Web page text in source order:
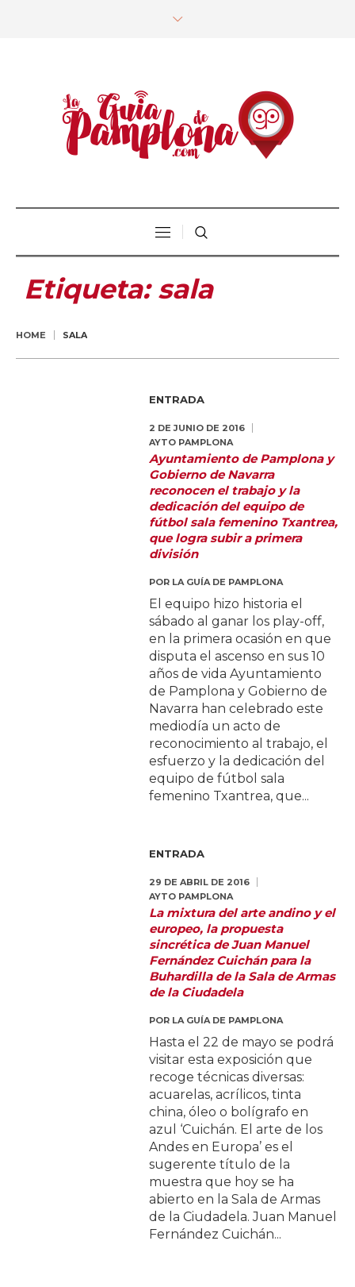
Etiqueta:sala
HOME SALA
ENTRADA
2 DE JUNIO DE 2016
AYTO PAMPLONA
Ayuntamiento de Pamplona y
Gobierno de Navarra
reconocen el trabajo y la
dedicación del equipo de
fútbol sala femenino Txantrea,
que logra subir a primera
división
POR LA GUÍA DE PAMPLONA
El equipo hizo historia el
sábado al ganar los play-off,
en la primera ocasión en que
disputa el ascenso en sus 10
años de vida Ayuntamiento
de Pamplona y Gobierno de
Navarra han celebrado este
mediodía un acto de
reconocimiento al trabajo, el
esfuerzo y la dedicación del
equipo de fútbol sala
femenino Txantrea, que...
ENTRADA
29 DE ABRIL DE 2016
AYTO PAMPLONA
La mixtura del arte andino y el
europeo, la propuesta
sincrética de Juan Manuel
Fernández Cuichán para la
Buhardilla de la Sala de Armas
de la Ciudadela
POR LA GUÍA DE PAMPLONA
Hasta el 22 de mayo se podrá
visitar esta exposición que
recoge técnicas diversas:
acuarelas, acrílicos, tinta
china, óleo o bolígrafo en
azul ‘Cuichán. El arte de los
Andes en Europa’ es el
sugerente título de la
muestra que hoy se ha
abierto en la Sala de Armas
de la Ciudadela. Juan Manuel
Fernández Cuichán...